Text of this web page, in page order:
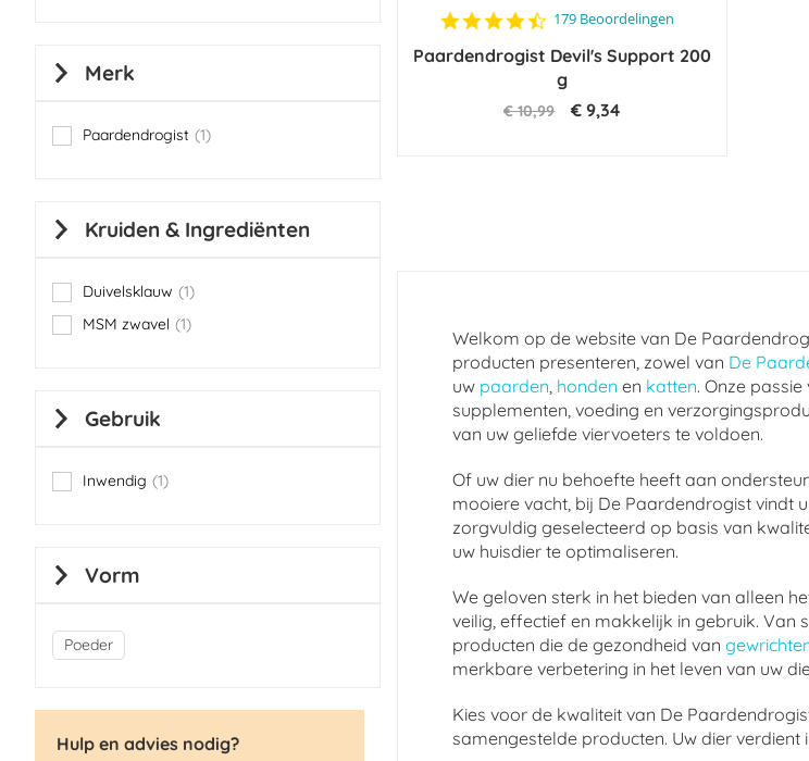
4.4
rating
179 Beoordelingen
Paardendrogist Devil's Support 200
g
€ 10,99 € 9,34
Welkom op de website van De
producten presenteren, zowel van De
uw paarden, honden en katten. Onze
supplementen, voeding en
van uw geliefde viervoeters te voldoen.
Of uw dier nu behoefte heeft aan
mooiere vacht, bij De Paardendrogist vindt
zorgvuldig geselecteerd op basis van
uw huisdier te optimaliseren.
We geloven sterk in het bieden van alleen
veilig, effectief en makkelijk in gebruik.
producten die de gezondheid van
merkbare verbetering in het leven van uw
Kies voor de kwaliteit van De
samengestelde producten. Uw dier verdient
Merk
Paardendrogist 1
item
Kruiden & Ingrediënten
Duivelsklauw 1
item
MSM zwavel
1
item
Gebruik
Inwendig 1
item
Vorm
Poeder
Hulp en advies nodig?